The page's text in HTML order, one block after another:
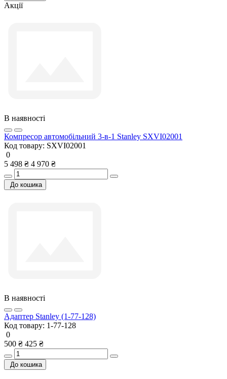
Акції
В наявності
Компресор автомобільний 3-в-1 Stanley SXVI02001
Код товару: SXVI02001
0
5 498 ₴ 4 970 ₴
До кошика
В наявності
Адаптер Stanley (1-77-128)
Код товару: 1-77-128
0
500 ₴ 425 ₴
До кошика